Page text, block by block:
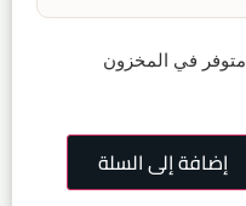
إضافة إلى السلة